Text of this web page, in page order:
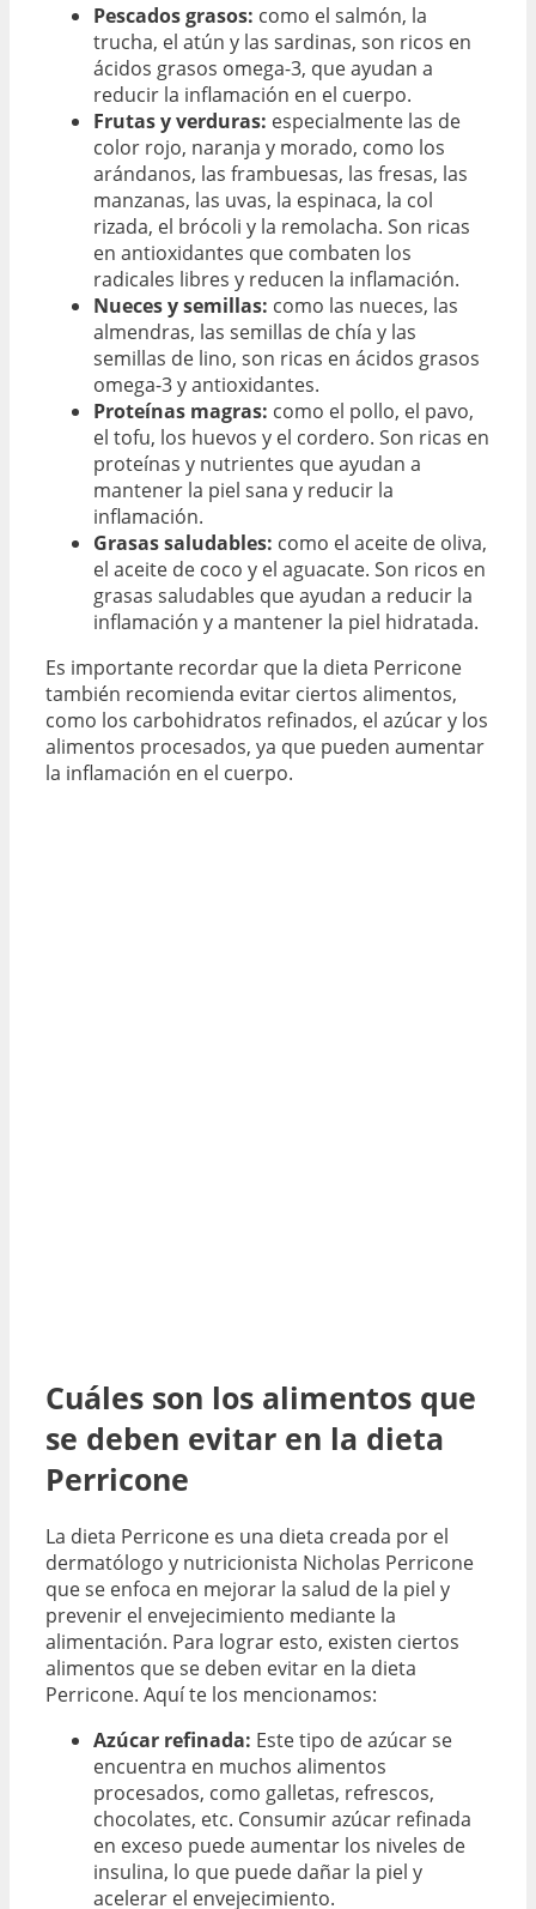
Pescados grasos: como el salmón, la
trucha, el atún y las sardinas, son ricos en
ácidos grasos omega-3, que ayudan a
reducir la inflamación en el cuerpo.
Frutas y verduras: especialmente las de
color rojo, naranja y morado, como los
arándanos, las frambuesas, las fresas, las
manzanas, las uvas, la espinaca, la col
rizada, el brócoli y la remolacha. Son ricas
en antioxidantes que combaten los
radicales libres y reducen la inflamación.
Nueces y semillas: como las nueces, las
almendras, las semillas de chía y las
semillas de lino, son ricas en ácidos grasos
omega-3 y antioxidantes.
Proteínas magras: como el pollo, el pavo,
el tofu, los huevos y el cordero. Son ricas en
proteínas y nutrientes que ayudan a
mantener la piel sana y reducir la
inflamación.
Grasas saludables: como el aceite de oliva,
el aceite de coco y el aguacate. Son ricos en
grasas saludables que ayudan a reducir la
inflamación y a mantener la piel hidratada.
Es importante recordar que la dieta Perricone
también recomienda evitar ciertos alimentos,
como los carbohidratos refinados, el azúcar y los
alimentos procesados, ya que pueden aumentar
la inflamación en el cuerpo.
Cuáles son los alimentos que
se deben evitar en la dieta
Perricone
La dieta Perricone es una dieta creada por el
dermatólogo y nutricionista Nicholas Perricone
que se enfoca en mejorar la salud de la piel y
prevenir el envejecimiento mediante la
alimentación. Para lograr esto, existen ciertos
alimentos que se deben evitar en la dieta
Perricone. Aquí te los mencionamos:
Azúcar refinada: Este tipo de azúcar se
encuentra en muchos alimentos
procesados, como galletas, refrescos,
chocolates, etc. Consumir azúcar refinada
en exceso puede aumentar los niveles de
insulina, lo que puede dañar la piel y
acelerar el envejecimiento.